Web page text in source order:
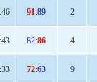
46 91:89 2
43 82:86 4
:33 72:63 9